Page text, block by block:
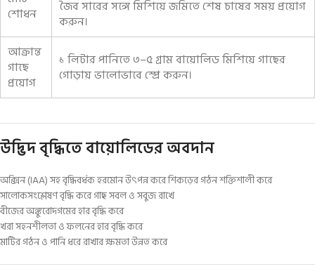
শোধন
জৈব সারের সঙ্গে মিশিয়ে জমিতে শেষ চাষের সময় প্রয়োগ
করুন।
আক্রান্ত
গাছে
প্রয়োগ
১ লিটার পানিতে ৩–৫ গ্রাম বায়োলিড মিশিয়ে গাছের
গোড়ায় ভালোভাবে স্প্রে করুন।
উদ্ভিদ বৃদ্ধিতে বায়োলিডের অবদান
অক্সিন (IAA) সহ বৃদ্ধিবর্ধক হরমোন উৎপন্ন করে শিকড়ের গঠন শক্তিশালী করে
সালোকসংশ্লেষণ বৃদ্ধি করে গাছ সবল ও সবুজ রাখে
বীজের অঙ্কুরোদগমের হার বৃদ্ধি করে
খরা সহনশীলতা ও ফলনের হার বৃদ্ধি করে
মাটির গঠন ও পানি ধরে রাখার ক্ষমতা উন্নত করে